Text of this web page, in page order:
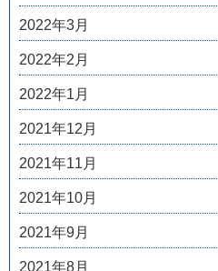
2022年3月
2022年2月
2022年1月
2021年12月
2021年11月
2021年10月
2021年9月
2021年8月